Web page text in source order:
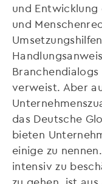
und
und
verweist. Aber
das Deutsche
bieten
einige zu
intensiv zu
zu gehen, ist